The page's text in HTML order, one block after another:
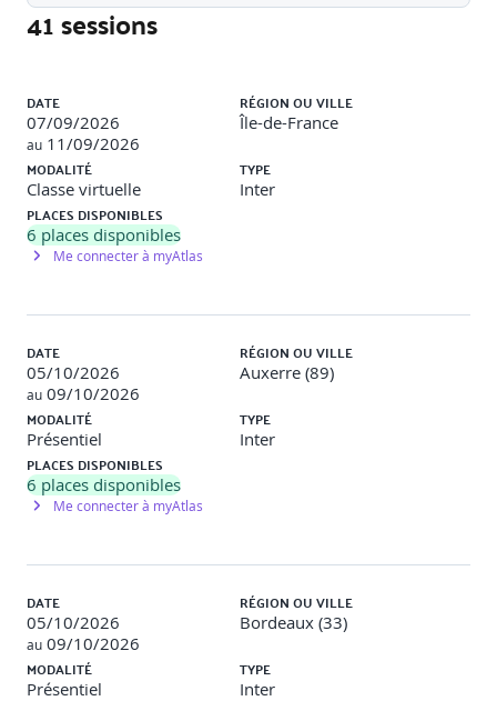
Spring Boot
Simplification du processus de démarrage et de la
Spring Data
Configuration de la connexion à une base de
données relationnelle (comme PostgreSQL)
Transformation des objets Java (héritage et
polymorphisme) en données relationnelles et vice
versa grâce à l’ORM afin de faciliter la manipulation
utilisant des méthodes Java sans écriture manuelle
Approche non bloquante et APIs réactives pour
gérer efficacement les opérations asynchrones et les
flux de données
Mises en pratique:
Ajout de Spring Data au projet et création des entités et
fournie permettant de récupérer le contenu de cette
bibliothèque.
Jour 3 : Créer une API REST avec Spring Web
41 sessions
DATE
07/09/2026
au 11/09/2026
RÉGION OU VILLE
Île-de-France
MODALITÉ
Classe virtuelle
TYPE
Inter
PLACES DISPONIBLES
6 places disponibles
Me connecter à myAtlas
DATE
05/10/2026
au 09/10/2026
RÉGION OU VILLE
Auxerre (89)
MODALITÉ
Présentiel
TYPE
Inter
PLACES DISPONIBLES
6 places disponibles
Me connecter à myAtlas
DATE
05/10/2026
au 09/10/2026
RÉGION OU VILLE
Bordeaux (33)
MODALITÉ
Présentiel
TYPE
Inter